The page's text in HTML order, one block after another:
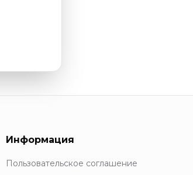
Информация
Пользовательское соглашение